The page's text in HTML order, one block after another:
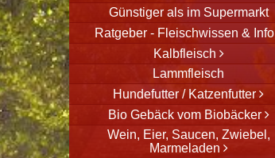
Günstiger als im Supermarkt
Ratgeber - Fleischwissen & Info
Kalbfleisch
Lammfleisch
Hundefutter / Katzenfutter
Bio Gebäck vom Biobäcker
Wein, Eier, Saucen, Zwiebel,
Marmeladen